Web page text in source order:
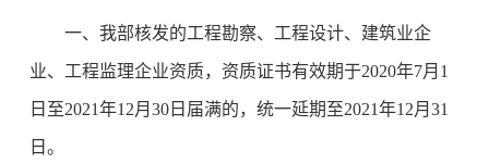
一、我部核发的工程勘察、工程设计、建筑业企
业、工程监理企业资质，资质证书有效期于2020年7月1
日至2021年12月30日届满的，统一延期至2021年12月31
日。